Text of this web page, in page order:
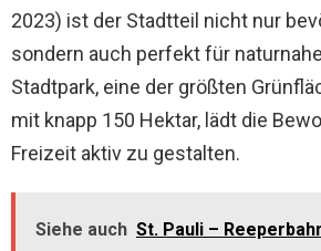
2023) ist der Stadtteil nicht nur
sondern auch perfekt für
Stadtpark, eine der größten
mit knapp 150 Hektar, lädt die
Freizeit aktiv zu gestalten.
Siehe auch St. Pauli –